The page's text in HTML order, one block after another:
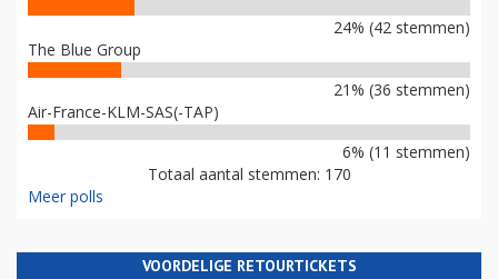
24% (42 stemmen)
The Blue Group
21% (36 stemmen)
Air-France-KLM-SAS(-TAP)
6% (11 stemmen)
Totaal aantal stemmen: 170
Meer polls
VOORDELIGE RETOURTICKETS